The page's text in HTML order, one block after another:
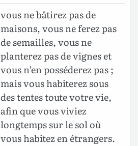
vous ne bâtirez pas de
maisons, vous ne ferez pas
de semailles, vous ne
planterez pas de vignes et
vous n’en posséderez pas ;
mais vous habiterez sous
des tentes toute votre vie,
afin que vous viviez
longtemps sur le sol où
vous habitez en étrangers.